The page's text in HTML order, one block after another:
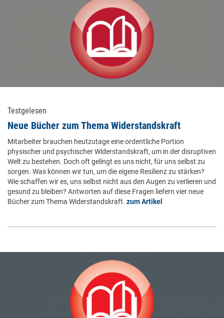
Testgelesen
Neue Bücher zum Thema Widerstandskraft
Mitarbeiter brauchen heutzutage eine ordentliche Portion
physischer und psychischer Widerstandskraft, um in der disruptiven
Welt zu bestehen. Doch oft gelingt es uns nicht, für uns selbst zu
sorgen. Was können wir tun, um die eigene Resilienz zu stärken?
Wie schaffen wir es, uns selbst nicht aus den Augen zu verlieren und
gesund zu bleiben? Antworten auf diese Fragen liefern vier neue
Bücher zum Thema Widerstandskraft. zum Artikel